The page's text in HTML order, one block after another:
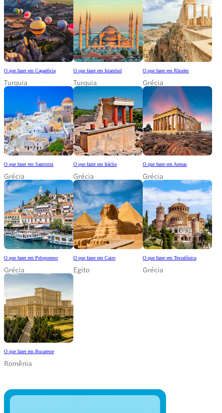
O que fazer em Capadócia
Turquia
O que fazer em Istambul
Turquia
O que fazer em Rhodes
Grécia
O que fazer em Santorini
Grécia
O que fazer em Iráclio
Grécia
O que fazer em Atenas
Grécia
O que fazer em Peloponeso
Grécia
O que fazer em Cairo
Egito
O que fazer em Tessalônica
Grécia
O que fazer em Bucareste
Romênia